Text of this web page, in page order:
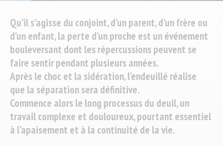
Qu’il s’agisse du conjoint, d’un parent, d’un frère ou
d’un enfant, la perte d’un proche est un événement
bouleversant dont les répercussions peuvent se
faire sentir pendant plusieurs années.
Après le choc et la sidération, l’endeuillé réalise
que la séparation sera définitive.
Commence alors le long processus du deuil, un
travail complexe et douloureux, pourtant essentiel
à l’apaisement et à la continuité de la vie.